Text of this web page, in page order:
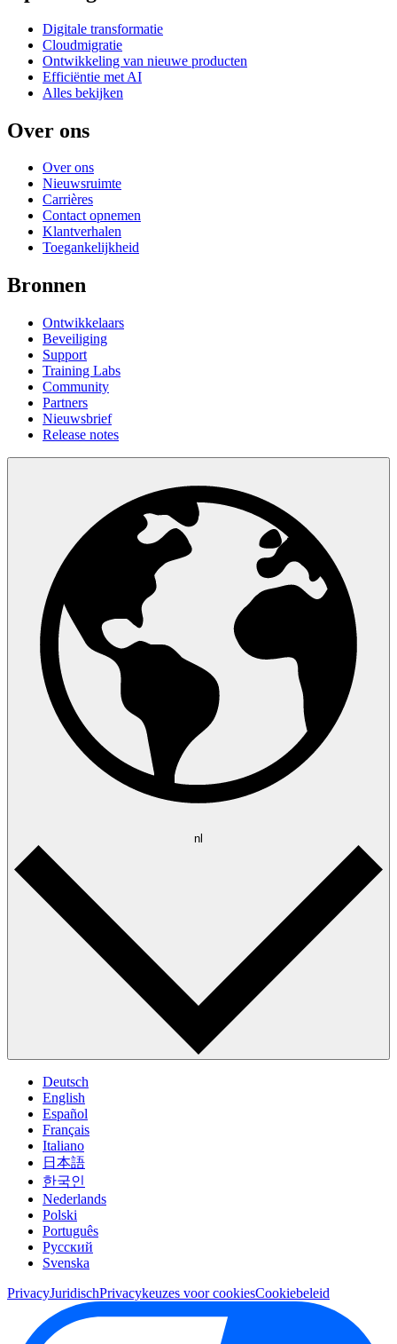
Digitale transformatie
Cloudmigratie
Ontwikkeling van nieuwe producten
Efficiëntie met AI
Alles bekijken
Over ons
Over ons
Nieuwsruimte
Carrières
Contact opnemen
Klantverhalen
Toegankelijkheid
Bronnen
Ontwikkelaars
Beveiliging
Support
Training Labs
Community
Partners
Nieuwsbrief
Release notes
nl
Deutsch
English
Español
Français
Italiano
日本語
한국인
Nederlands
Polski
Português
Pусский
Svenska
PrivacyJuridischPrivacykeuzes voor cookiesCookiebeleid